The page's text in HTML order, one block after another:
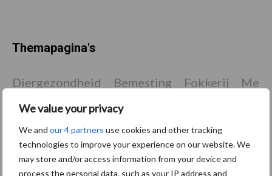
We value your privacy
We and our 4 partners use cookies and other tracking
technologies to improve your experience on our website. We
may store and/or access information from your device and
process the personal data, such as your IP address and
Themapagina's
Diergezondheid Bemesting Fokkerij
Beregening Bijproducten